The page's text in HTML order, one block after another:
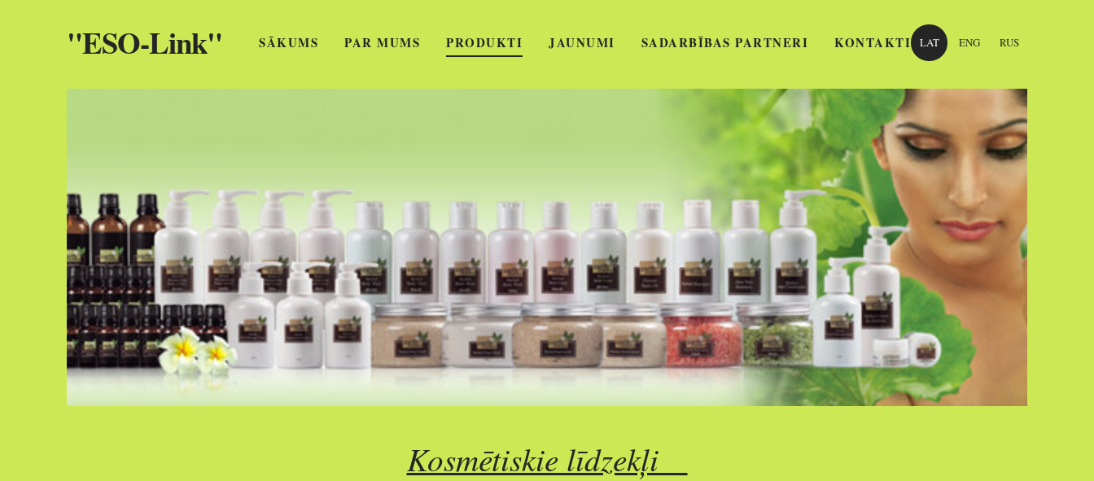
"ESO-Link" SĀKUMS PAR MUMS PRODUKTI JAUNUMI SADARBĪBAS PARTNERI KONTAKTI LAT ENG RUS
Kosmētiskie līdzekļi